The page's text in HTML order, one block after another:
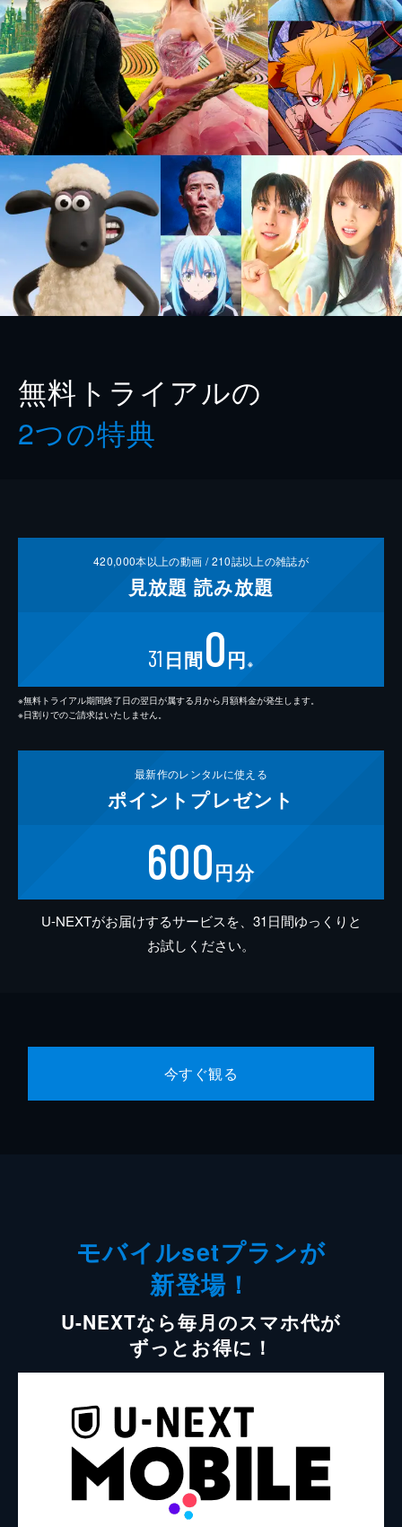
無料トライアルの
2つの特典
420,000本以上の動画 /210誌以上の雑誌が
見放題 読み放題
31 日間0円 ※
※無料トライアル期間終了日の翌日が属する月から月額料金が発生します。
※日割りでのご請求はいたしません。
最新作のレンタルに使える
ポイント プレゼント
600円分
U-NEXTがお届けするサービスを、31日間ゆっくりと
お試しください。
今すぐ観る
モバイルsetプランが
新登場！
U-NEXTなら毎月のスマホ代が
ずっとお得に！